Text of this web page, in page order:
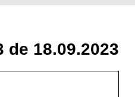
de 18.09.2023